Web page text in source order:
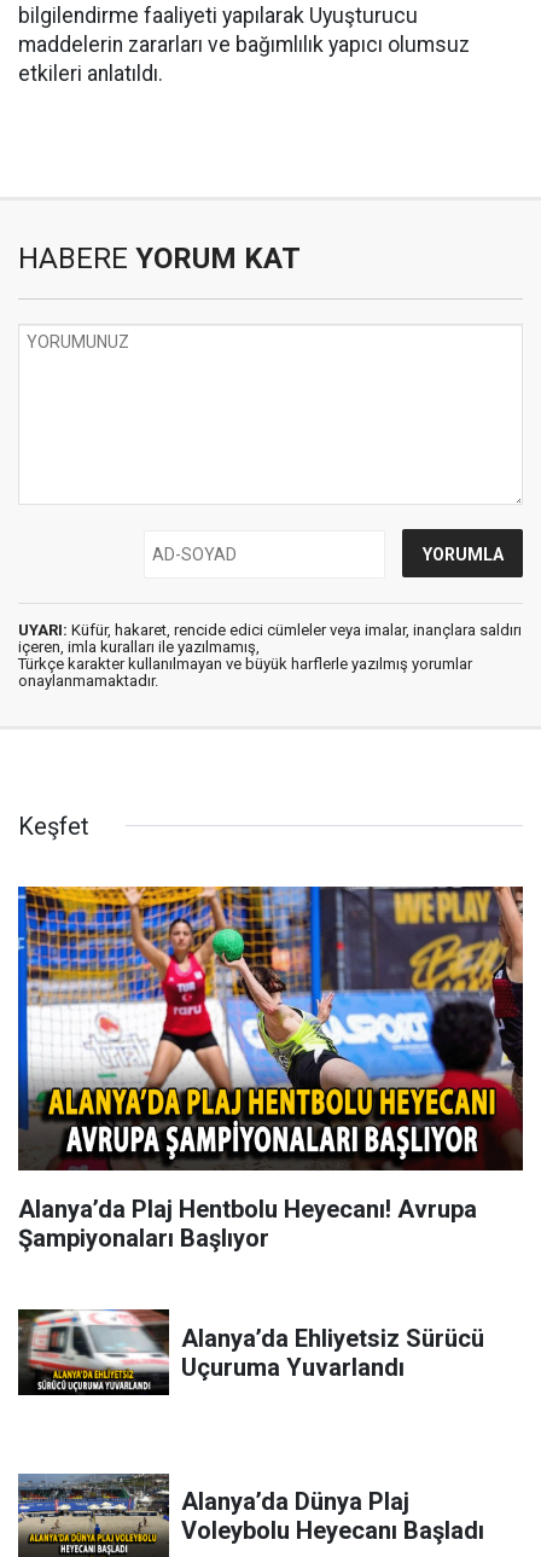
bilgilendirme faaliyeti yapılarak Uyuşturucu
maddelerin zararları ve bağımlılık yapıcı olumsuz
etkileri anlatıldı.
HABERE YORUM KAT
UYARI: Küfür, hakaret, rencide edici cümleler veya imalar, inançlara saldırı
içeren, imla kuralları ile yazılmamış,
Türkçe karakter kullanılmayan ve büyük harflerle yazılmış yorumlar
onaylanmamaktadır.
Keşfet
Alanya’da Plaj Hentbolu Heyecanı! Avrupa
Şampiyonaları Başlıyor
Alanya’da Ehliyetsiz Sürücü
Uçuruma Yuvarlandı
Alanya’da Dünya Plaj
Voleybolu Heyecanı Başladı